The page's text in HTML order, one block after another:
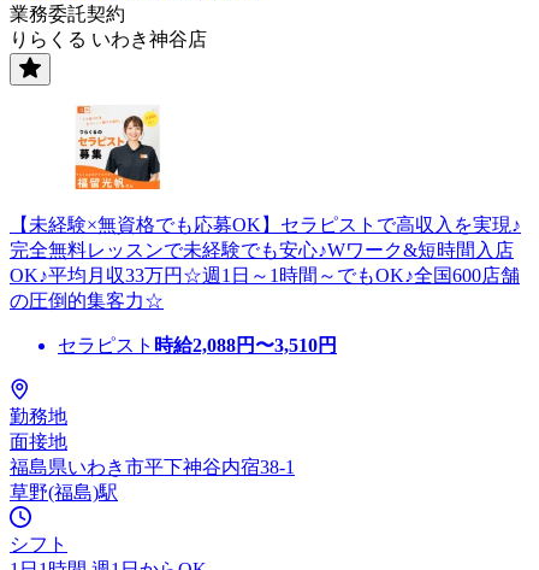
業務委託契約
りらくる いわき神谷店
【未経験×無資格でも応募OK】セラピストで高収入を実現♪
完全無料レッスンで未経験でも安心♪Wワーク&短時間入店
OK♪平均月収33万円☆週1日～1時間～でもOK♪全国600店舗
の圧倒的集客力☆
セラピスト 時給2,088円〜3,510円
勤務地
面接地
福島県いわき市平下神谷内宿38-1
草野(福島)駅
シフト